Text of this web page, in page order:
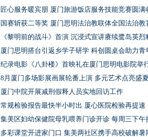
匠心服务暖宾朋 厦门旅游饭店服务技能竞赛圆满
国赛斩获二等奖 厦门思明法治教联体全国法治教
《黎明前的战斗》首演 沉浸式宣讲赓续鹭岛英烈
厦门思明搭台引返乡学子研学 科创圆桌会助力青
纪录电影《八卦楼》首映礼在厦门思明电影院举
8月厦门多场影展画展轮番上演 多元艺术点亮盛夏
厦门中院开展减刑假释人员实地回访工作
常规检验报告最快半小时出 厦心医院检验再提速
集美区妇幼保健院母乳喂养门诊开诊 每周三下午
多彩课堂开进家门口 集美两社区携手高校破解暑